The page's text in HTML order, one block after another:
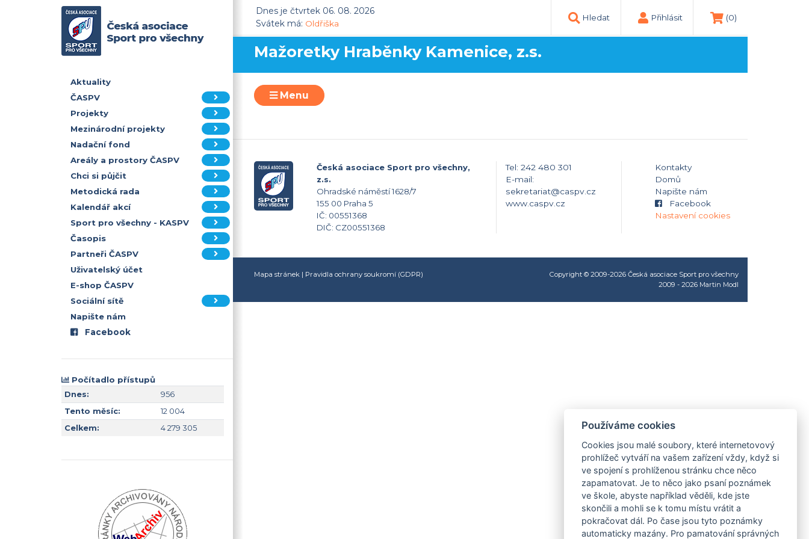
Aktuality
ČASPV
Projekty
Mezinárodní projekty
Nadační fond
Areály a prostory ČASPV
Chci si půjčit
Metodická rada
Kalendář akcí
Sport pro všechny - KASPV
Časopis
Partneři ČASPV
Uživatelský účet
E-shop ČASPV
Sociální sítě
Napište nám
Facebook
Počítadlo přístupů
Dnes:
956
Tento měsíc:
12 004
Celkem:
4 279 305
Dnes je čtvrtek 06. 08. 2026
Svátek má: Oldřiška
Hledat Přihlásit (0)
Mažoretky Hraběnky Kamenice, z.s.
Menu
Česká asociace Sport pro všechny,
z.s.
Ohradské náměstí 1628/7
155 00 Praha 5
IČ: 00551368
DIČ: CZ00551368
Tel: 242 480 301
E-mail:
sekretariat@caspv.cz
www.caspv.cz
Kontakty
Domů
Napište nám
Facebook
Nastavení cookies
Mapa stránek | Pravidla ochrany soukromí (GDPR)
Copyright © 2009-2026 Česká asociace Sport pro všechny
2009 - 2026 Martin Modl
Používáme cookies
Cookies jsou malé soubory, které internetovový
prohlížeč vytváří na vašem zařízení vždy, když si
ve spojení s prohlíženou stránku chce něco
zapamatovat. Je to něco jako psaní poznámek
ve škole, abyste například věděli, kde jste
skončili a mohli se k tomu místu vrátit a
pokračovat dál. Po čase jsou tyto poznámky
automaticky mazány. Pro pamatování správných